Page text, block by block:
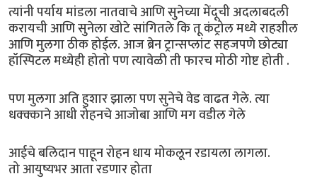
त्यांनी पर्याय मांडला नातवाचे आणि सुनेच्या मेंदूची अदलाबदली
करायची आणि सुनेला खोटे सांगितले कि तू कंट्रोल मध्ये राहशील
आणि मुलगा ठीक होईल. आज ब्रेन ट्रान्सप्लांट सहजपणे छोट्या
हॉस्पिटल मध्येही होतो पण त्यावेळी ती फारच मोठी गोष्ट होती .
पण मुलगा अति हुशार झाला पण सुनेचे वेड वाढत गेले. त्या
धक्क्काने आधी रोहनचे आजोबा आणि मग वडील गेले
आईचे बलिदान पाहून रोहन धाय मोकलून रडायला लागला.
तो आयुष्यभर आता रडणार होता